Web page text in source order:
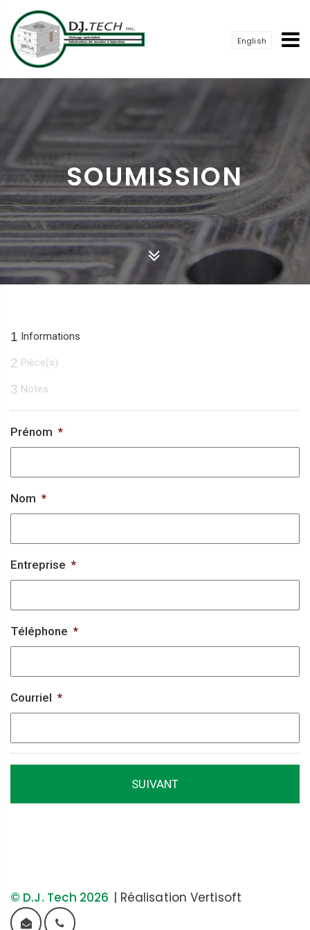
English
SOUMISSION
1 Informations
2 Pièce(s)
3 Notes
Prénom *
Nom *
Entreprise *
Téléphone *
Courriel *
© D.J. Tech 2026 | Réalisation Vertisoft